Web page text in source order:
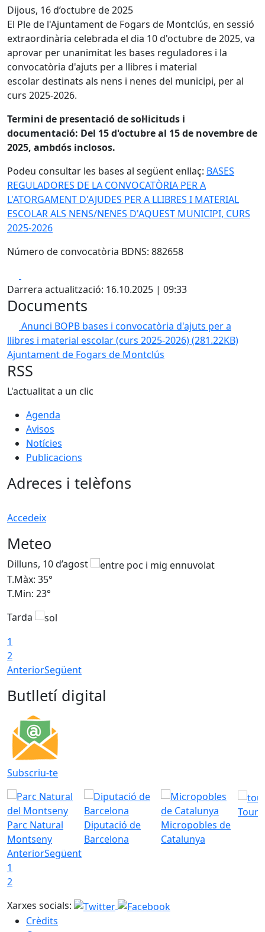
Dijous, 16 d’octubre de 2025
El Ple de l'Ajuntament de Fogars de Montclús, en sessió
extraordinària celebrada el dia 10 d'octubre de 2025, va
aprovar per unanimitat les bases reguladores i la
convocatòria d'ajuts per a llibres i material
escolar destinats als nens i nenes del municipi, per al
curs 2025-2026.
Termini de presentació de sol·licituds i
documentació: Del 15 d'octubre al 15 de novembre de
2025, ambdós inclosos.
Podeu consultar les bases al següent enllaç: BASES
REGULADORES DE LA CONVOCATÒRIA PER A
L'ATORGAMENT D'AJUDES PER A LLIBRES I MATERIAL
ESCOLAR ALS NENS/NENES D'AQUEST MUNICIPI, CURS
2025-2026
Número de convocatòria BDNS: 882658
Darrera actualització: 16.10.2025 | 09:33
Documents
Anunci BOPB bases i convocatòria d'ajuts per a
llibres i material escolar (curs 2025-2026)(281.22KB)
Ajuntament de Fogars de Montclús
RSS
L'actualitat a un clic
Agenda
Avisos
Notícies
Publicacions
Adreces i telèfons
Accedeix
Meteo
Dilluns, 10 d’agost
T.Màx: 35°
T.Min: 23°
Tarda
1
2
AnteriorSegüent
Butlletí digital
Subscriu-te
Parc Natural
Montseny
Diputació de
Barcelona
Micropobles de
Catalunya
AnteriorSegüent
1
2
Xarxes socials:
Crèdits